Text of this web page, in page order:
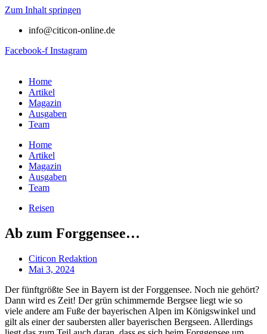
Zum Inhalt springen
info@citicon-online.de
Facebook-f Instagram
Home
Artikel
Magazin
Ausgaben
Team
Home
Artikel
Magazin
Ausgaben
Team
Reisen
Ab zum Forggensee…
Citicon Redaktion
Mai 3, 2024
Der fünftgrößte See in Bayern ist der Forggensee. Noch nie gehört?
Dann wird es Zeit! Der grün schimmernde Bergsee liegt wie so
viele andere am Fuße der bayerischen Alpen im Königswinkel und
gilt als einer der saubersten aller bayerischen Bergseen. Allerdings